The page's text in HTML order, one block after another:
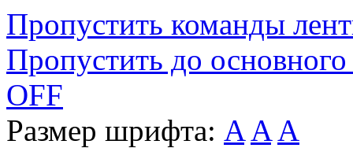
Пропустить команды
Пропустить до основного
OFF
Размер шрифта: A A A